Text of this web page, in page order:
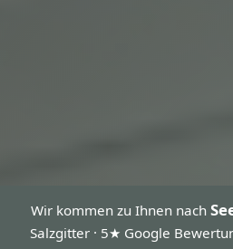
Wir kommen zu Ihnen nach
Salzgitter · 5★ Google